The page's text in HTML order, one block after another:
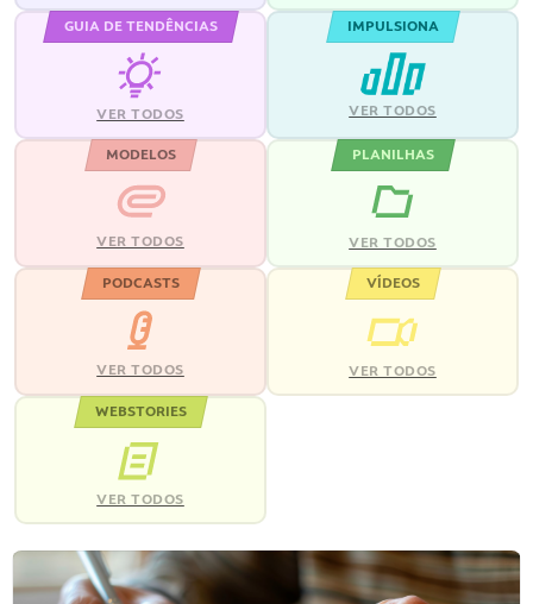
GUIA DE TENDÊNCIAS
VER TODOS
IMPULSIONA
VER TODOS
MODELOS
VER TODOS
PLANILHAS
VER TODOS
PODCASTS
VER TODOS
VÍDEOS
VER TODOS
WEBSTORIES
VER TODOS